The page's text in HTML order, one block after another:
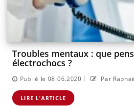
Troubles mentaux : que
électrochocs ?
Publié le 08.06.2020 | Par
LIRE L'ARTICLE